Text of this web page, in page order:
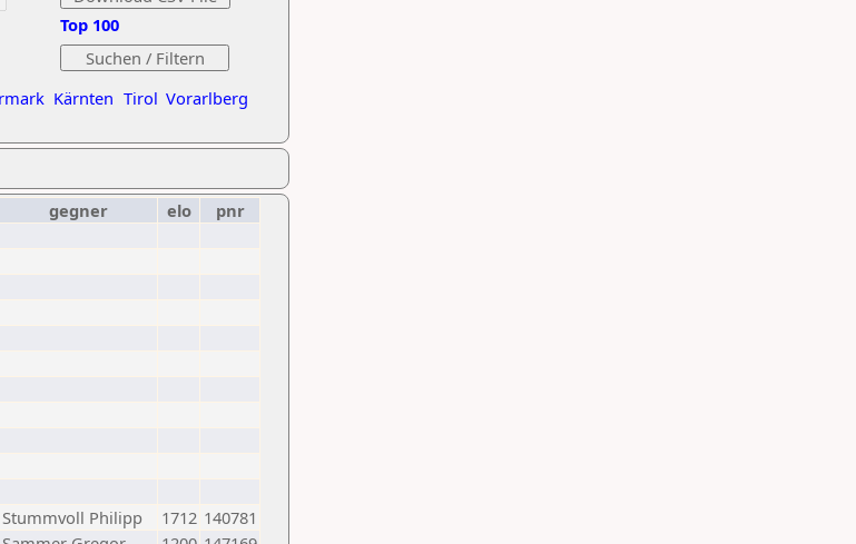
Kärnten Tirol Vorarlberg
Top 100
gegner elo
pnr
Stummvoll Philipp 1712 140781